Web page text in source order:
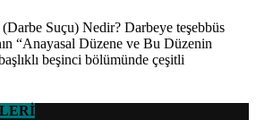
Suçu) Nedir? Darbeye teşebbüs
“Anayasal Düzene ve Bu Düzenin
beşinci bölümünde çeşitli